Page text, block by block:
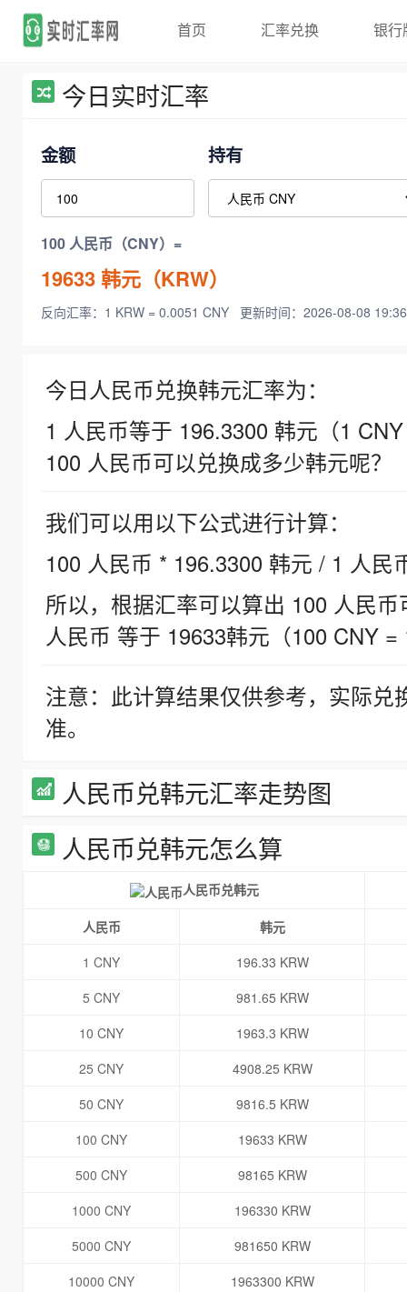
首页 汇率兑换 银行
今日实时汇率
金额 持有
100 人民币（CNY）=
19633韩元（KRW）
反向汇率：1 KRW = 0.0051 CNY 更新时间：2026-08-08
今日人民币兑换韩元汇率为：
1 人民币等于 196.3300 韩元（1
100 人民币可以兑换成多少韩元呢？
我们可以用以下公式进行计算：
100 人民币 * 196.3300 韩元 / 1 人民
所以，根据汇率可以算出 100 人民
人民币 等于 19633韩元（100 CNY =
注意：此计算结果仅供参考，实际
准。
人民币兑韩元汇率走势图
人民币兑韩元怎么算
人民币兑韩元
人民币
韩元
1 CNY
196.33 KRW
5 CNY
981.65 KRW
10 CNY
1963.3 KRW
25 CNY
4908.25 KRW
50 CNY
9816.5 KRW
100 CNY
19633 KRW
500 CNY
98165 KRW
1000 CNY
196330 KRW
5000 CNY
981650 KRW
10000 CNY
1963300 KRW